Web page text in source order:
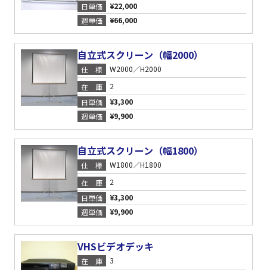
日単価
¥22,000
週単価
¥66,000
自立式スクリーン（幅2000）
仕様
W2000／H2000
在庫
2
日単価
¥3,300
週単価
¥9,900
自立式スクリーン（幅1800）
仕様
W1800／H1800
在庫
2
日単価
¥3,300
週単価
¥9,900
VHSビデオデッキ
在庫
3